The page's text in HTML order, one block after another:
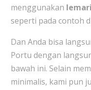
menggunakan
seperti pada contoh
Dan Anda bisa
Portu dengan
bawah ini. Selain
minimalis, kami pun